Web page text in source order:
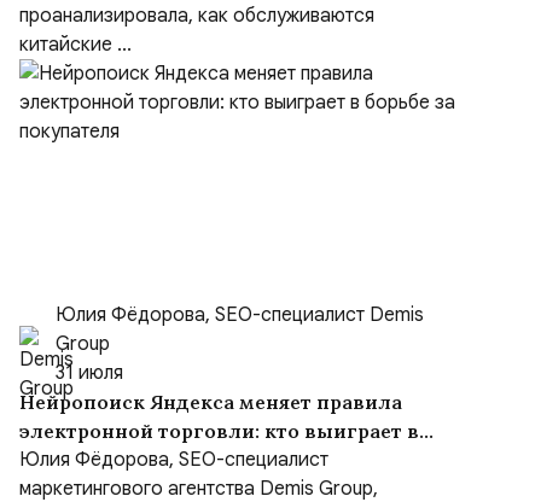
проанализировала, как обслуживаются
китайские ...
Юлия Фёдорова, SEO-специалист Demis
Group
31 июля
Нейропоиск Яндекса меняет правила
электронной торговли: кто выиграет в
борьбе за покупателя
Юлия Фёдорова, SEO-специалист
маркетингового агентства Demis Group,